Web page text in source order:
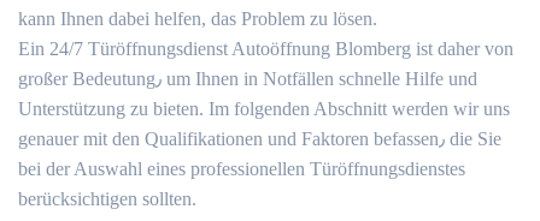
kann Ihnen dabei helfen, das Problem zu lösen.​
Ein 24/7 Türöffnungsdienst Autoöffnung Blomberg ist daher von
großer Bedeutung٫ um Ihnen in Notfällen schnelle Hilfe und
Unterstützung zu bieten.​ Im folgenden Abschnitt werden wir uns
genauer mit den Qualifikationen und Faktoren befassen٫ die Sie
bei der Auswahl eines professionellen Türöffnungsdienstes
berücksichtigen sollten.​